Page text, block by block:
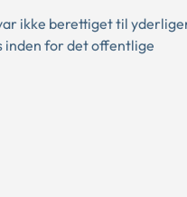
ikke berettiget til
inden for det offentlige